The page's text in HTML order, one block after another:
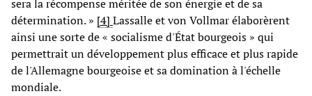
sera la récompense méritée de son énergie et de sa
détermination. » [4] Lassalle et von Vollmar élaborèrent
ainsi une sorte de « socialisme d'État bourgeois » qui
permettrait un développement plus efficace et plus rapide
de l'Allemagne bourgeoise et sa domination à l'échelle
mondiale.